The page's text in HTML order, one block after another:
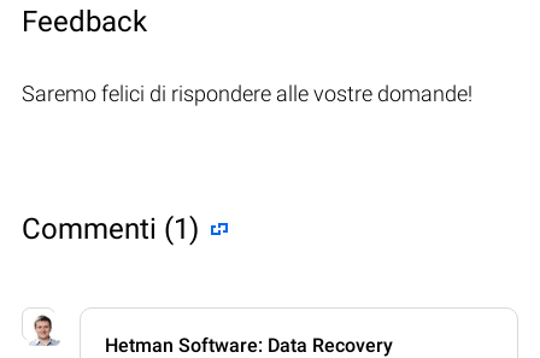
Feedback
Saremo felici di rispondere alle vostre domande!
Commenti (1)
Hetman Software: Data Recovery